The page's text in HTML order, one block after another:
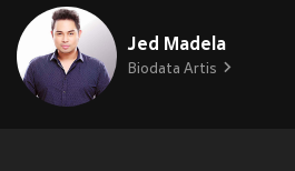
Jed Madela
Biodata Artis